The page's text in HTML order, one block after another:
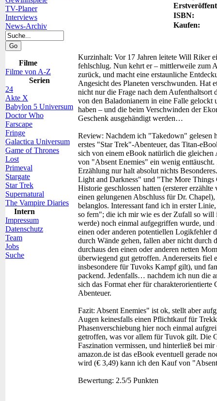
TV-Planer
Interviews
News-Archiv
Filme
Filme von A-Z
Serien
24
Akte X
Babylon 5 Universum
Doctor Who
Farscape
Fringe
Galactica Universum
Game of Thrones
Lost
Primeval
Stargate
Star Trek
Supernatural
The Vampire Diaries
Intern
Impressum
Datenschutz
Team
Jobs
Suche
ISBN:
Kaufen:
Kurzinhalt: Vor 17 Jahren leitete Will Riker
fehlschlug. Nun kehrt er – mittlerweile zum
zurück, und macht eine erstaunliche
Angesicht des Planeten verschwunden. Hat
nicht nur die Frage nach dem Aufenthaltsort
von den Baladonianern in eine Falle gelockt
haben – und die beim Verschwinden der
Geschenk ausgehändigt werden…
Review: Nachdem ich "Takedown" gelesen
erstes "Star Trek"-Abenteuer, das Titan-
sich von einem eBook natürlich die
von "Absent Enemies" ein wenig
Erzählung nur halt absolut nichts
Light and Darkness" und "The More
Historie geschlossen hatten (ersterer
einen gelungenen Abschluss für Dr.
belanglos. Interessant fand ich in erster
so fern"; die ich mir wie es der Zufall so
werde) noch einmal aufgegriffen wurde,
einen oder anderen potentiellen Logikfehler
durch Wände gehen, fallen aber nicht durch
durchaus den einen oder anderen netten
überwiegend gut getroffen. Andererseits fiel
insbesondere für Tuvoks Kampf gilt), und
packend. Jedenfalls… nachdem ich nun die
sich das Format eher für charakterorientierte
Abenteuer.
Fazit: Absent Enemies" ist ok, stellt aber
Augen keinesfalls einen Pflichtkauf für
Phasenverschiebung hier noch einmal
getroffen, was vor allem für Tuvok gilt. Die
Faszination vermissen, und hinterließ bei
amazon.de ist das eBook eventuell gerade
wird (€ 3,49) kann ich den Kauf von
Bewertung: 2.5/5 Punkten